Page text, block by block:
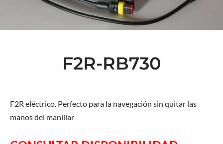
F2R-RB730
F2R eléctrico. Perfecto para la navegación sin quitar las
manos del manillar